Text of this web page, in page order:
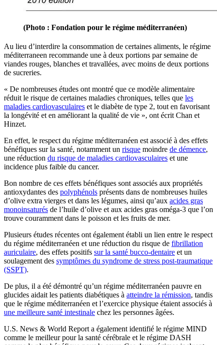
(Photo : Fondation pour le régime méditerranéen)
Au lieu d’interdire la consom­ma­tion de cer­taines al­iments, le régime
méditerra­neen recom­mande une à deux por­tions par semaine de
viandes rouges, blanches et tra­va­llées, avec moins de deux por­tions
de sucreries.
« De nombreuses études ont montré que ce modèle alimentaire
réduit le risque de certaines maladies chroniques, telles que les
maladies cardiovasculaires et le diabète de type 2, tout en favorisant
la longévité et en améliorant la qualité de vie », ont écrit Chan et
Hinzet.
En effet, le respect du régime méditerranéen est associé à des effets
bénéfiques sur la santé, notamment un risque moindre de démence,
une réduction du risque de maladies cardiovasculaires et une
incidence plus faible du cancer.
Bon nombre de ces effets bénéfiques sont associés aux propriétés
antioxydantes des polyphénols présents dans de nombreuses huiles
d’olive extra vierges et dans les légumes, ainsi qu’aux acides gras
monoinsaturés de l’huile d’olive et aux acides gras oméga-3 que l’on
trouve couramment dans le poisson et les fruits de mer.
Plusieurs études récentes ont également établi un lien entre le respect
du régime méditerranéen et une réduction du risque de fibrillation
auriculaire, des effets positifs sur la santé bucco-dentaire et un
soulagement des symptômes du syndrome de stress post-traumatique
(SSPT).
De plus, il a été démontré qu’un régime méditerranéen pauvre en
glucides aidait les patients diabétiques à atteindre la rémission, tandis
que le régime méditerranéen et l’exercice physique étaient associés à
une meilleure santé intestinale chez les personnes âgées.
U.S. News & World Report a également identifié le régime MIND
comme le meilleur pour la santé cérébrale et le régime DASH